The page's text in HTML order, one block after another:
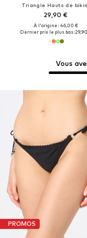
Triangle Hauts de
29,90 €
À l'origine : 46,00 €
Dernier prix le plus bas :
Vous
PROMOS